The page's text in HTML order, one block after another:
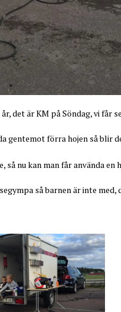
det är KM på Söndag, vi får
gentemot förra hojen så blir
nu kan man får använda en
så barnen är inte med,